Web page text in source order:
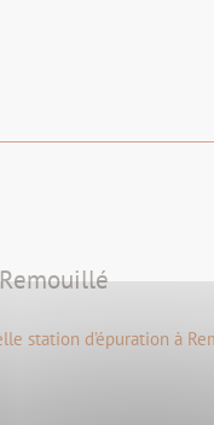
station d’épuration à